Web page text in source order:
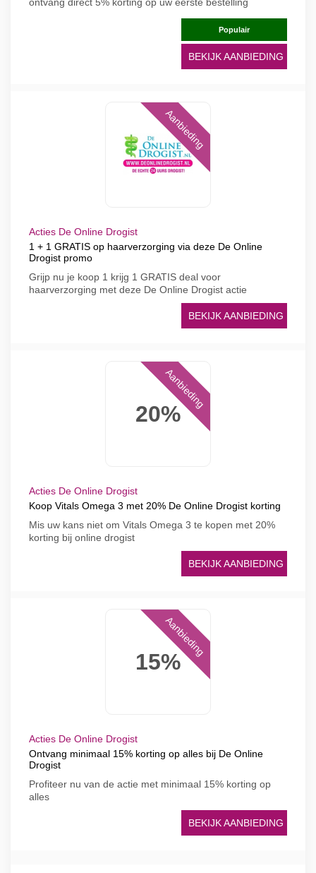
Populair
BEKIJK AANBIEDING
Aanbieding
Acties De Online Drogist
1 + 1 GRATIS op haarverzorging via deze De Online
Drogist promo
Grijp nu je koop 1 krijg 1 GRATIS deal voor
haarverzorging met deze De Online Drogist actie
BEKIJK AANBIEDING
20%
Aanbieding
Acties De Online Drogist
Koop Vitals Omega 3 met 20% De Online Drogist korting
Mis uw kans niet om Vitals Omega 3 te kopen met 20%
korting bij online drogist
BEKIJK AANBIEDING
15%
Aanbieding
Acties De Online Drogist
Ontvang minimaal 15% korting op alles bij De Online
Drogist
Profiteer nu van de actie met minimaal 15% korting op
alles
BEKIJK AANBIEDING